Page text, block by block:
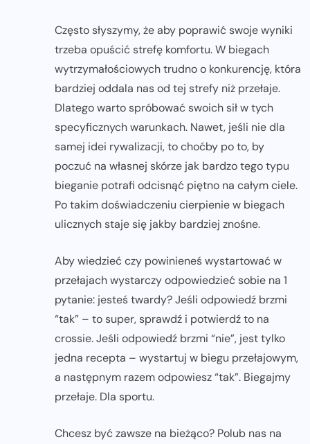
Często słyszymy, że aby poprawić swoje wyniki
trzeba opuścić strefę komfortu. W biegach
wytrzymałościowych trudno o konkurencję, która
bardziej oddala nas od tej strefy niż przełaje.
Dlatego warto spróbować swoich sił w tych
specyficznych warunkach. Nawet, jeśli nie dla
samej idei rywalizacji, to choćby po to, by
poczuć na własnej skórze jak bardzo tego typu
bieganie potrafi odcisnąć piętno na całym ciele.
Po takim doświadczeniu cierpienie w biegach
ulicznych staje się jakby bardziej znośne.
Aby wiedzieć czy powinieneś wystartować w
przełajach wystarczy odpowiedzieć sobie na 1
pytanie: jesteś twardy? Jeśli odpowiedź brzmi
“tak” – to super, sprawdź i potwierdź to na
crossie. Jeśli odpowiedź brzmi “nie”, jest tylko
jedna recepta – wystartuj w biegu przełajowym,
a następnym razem odpowiesz “tak”. Biegajmy
przełaje. Dla sportu.
Chcesz być zawsze na bieżąco? Polub nas na